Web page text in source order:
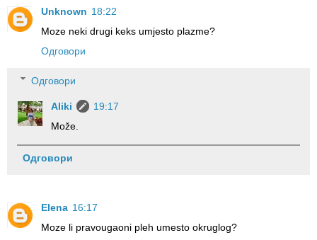
Unknown 18:22
Moze neki drugi keks umjesto plazme?
Одговори
Одговори
Aliki
19:17
Može.
Одговори
Elena 16:17
Moze li pravougaoni pleh umesto okruglog?